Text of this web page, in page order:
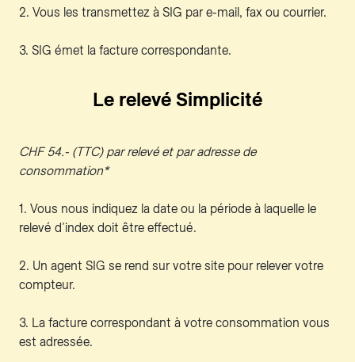
2. Vous les transmettez à SIG par e-mail, fax ou courrier.
3. SIG émet la facture correspondante.
Le relevé Simplicité
CHF 54.- (TTC) par relevé et par adresse de
consommation*
1. Vous nous indiquez la date ou la période à laquelle le
relevé d’index doit être effectué.
2. Un agent SIG se rend sur votre site pour relever votre
compteur.
3. La facture correspondant à votre consommation vous
est adressée.